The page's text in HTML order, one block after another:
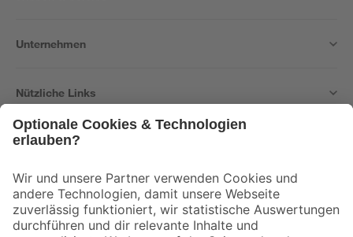
Unternehmen
Nützliche Links
Der toom Newsletter: Keine Angebote und Aktionen mehr verpassen!
Zur Newsletter Anmeldung